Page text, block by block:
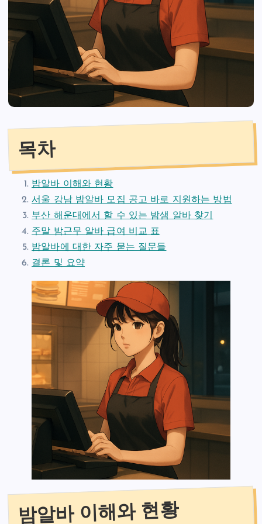
목차
밤알바 이해와 현황
서울 강남 밤알바 모집 공고 바로 지원하는 방법
부산 해운대에서 할 수 있는 밤샘 알바 찾기
주말 밤근무 알바 급여 비교 표
밤알바에 대한 자주 묻는 질문들
결론 및 요약
밤알바 이해와 현황